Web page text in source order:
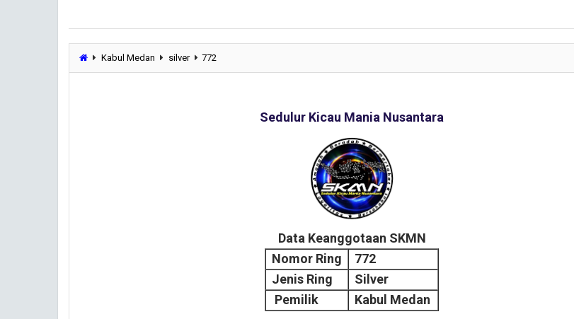
Kabul Medan silver 772
Sedulur Kicau Mania Nusantara
Data Keanggotaan SKMN
Nomor Ring
772
Jenis Ring
Silver
Pemilik
Kabul Medan